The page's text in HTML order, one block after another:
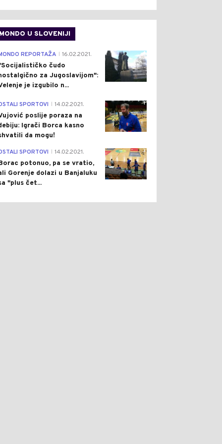
MONDO U SLOVENIJI
4
REPORTAŽA 16.02.2021.
čudo
za Jugoslavijom":
je izgubilo n...
1
SPORTOVI 14.02.2021.
poslije poraza na
Igrači Borca kasno
da mogu!
3
SPORTOVI 14.02.2021.
potonuo, pa se vratio,
Gorenje dolazi u Banjaluku
"plus čet...